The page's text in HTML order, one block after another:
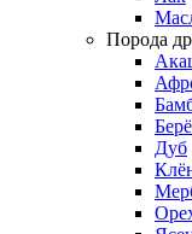
Порода
Дуб